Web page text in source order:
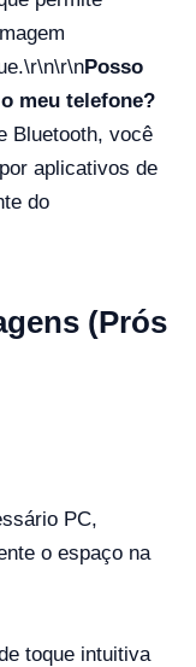
\r\n\r\nPosso
meu telefone?
Bluetooth, você
aplicativos de
do
(Prós
PC,
o espaço na
toque intuitiva